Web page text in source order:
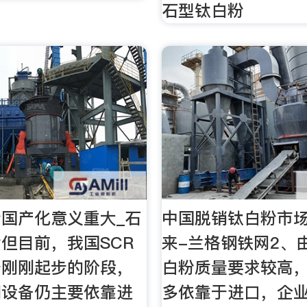
石型钛白粉
产化意义重大_石
目前，我国SCR
刚起步的阶段，
备仍主要依靠进
中国脱销钛白粉市
来-兰格钢铁网2、
白粉质量要求较高
多依靠于进口，企